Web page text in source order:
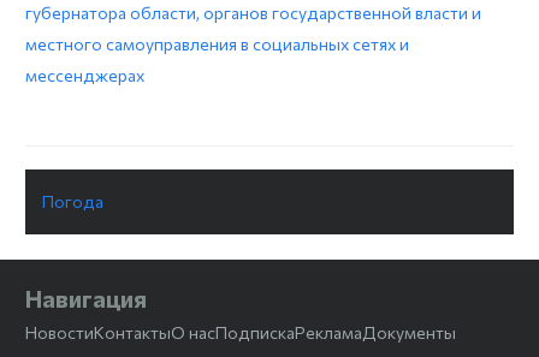
губернатора области, органов государственной власти и
местного самоуправления в социальных сетях и
мессенджерах
Погода
Навигация
НовостиКонтактыО насПодпискаРекламаДокументы